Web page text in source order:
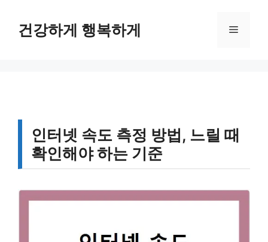
건강하게 행복하게 메
인터넷 속도 측정 방법, 느릴 때
확인해야 하는 기준